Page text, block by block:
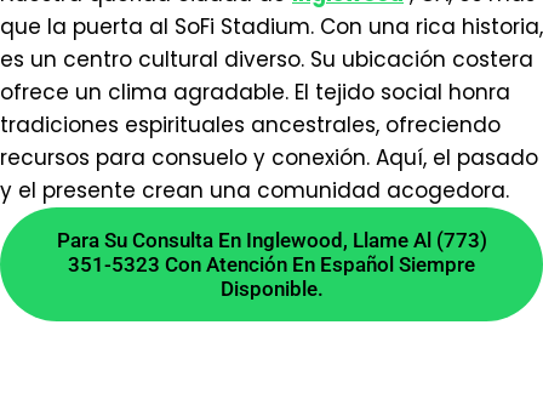
cerca de Inglewood?
Sí, realizamos consultas personales y
confidenciales. Nuestra botánica está ubicada
cerca de Inglewood, CA, y atendemos con
dedicación a la comunidad espiritual del área
circundante.
¿Cómo elijo un amuleto
personal adecuado?
que la puerta al SoFi Stadium. Con una rica historia,
es un centro cultural diverso. Su ubicación costera
ofrece un clima agradable. El tejido social honra
tradiciones espirituales ancestrales, ofreciendo
recursos para consuelo y conexión. Aquí, el pasado
y el presente crean una comunidad acogedora.
Para Su Consulta En Inglewood, Llame Al (773)
351-5323 Con Atención En Español Siempre
Disponible.